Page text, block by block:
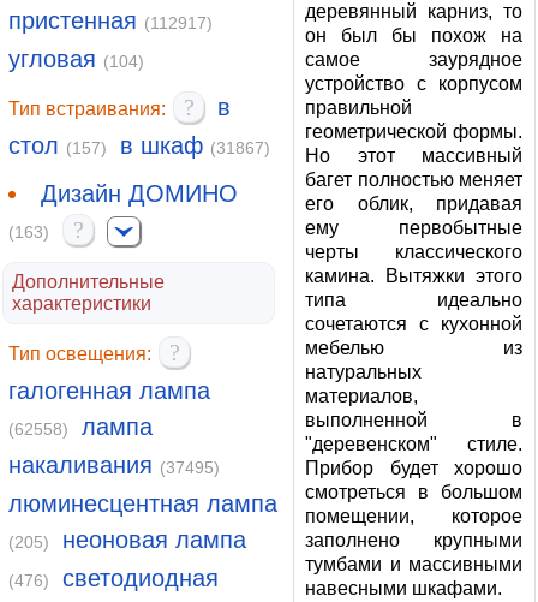
пристенная (112917)
угловая (104)
Тип встраивания: ?
в
стол (157) в шкаф (31867)
Дизайн ДОМИНО
(163) ?
Дополнительные
характеристики
Тип освещения:
?
галогенная лампа
(62558)
лампа
накаливания (37495)
люминесцентная лампа
(205) неоновая лампа
(476)
светодиодная
деревянный карниз, то
он был бы похож на
самое заурядное
устройство с корпусом
правильной
геометрической формы.
Но этот массивный
багет полностью меняет
его облик, придавая
ему первобытные
черты классического
камина. Вытяжки этого
типа идеально
сочетаются с кухонной
мебелью из
натуральных
материалов,
выполненной в
"деревенском" стиле.
Прибор будет хорошо
смотреться в большом
помещении, которое
заполнено крупными
тумбами и массивными
навесными шкафами.